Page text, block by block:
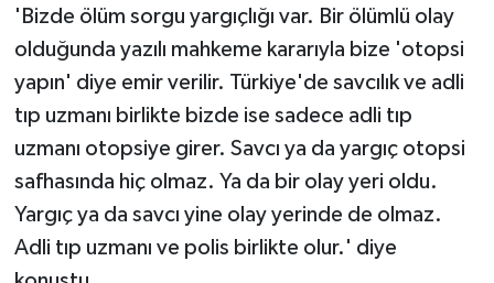
'Bizde ölüm sorgu yargıçlığı var. Bir ölümlü olay
olduğunda yazılı mahkeme kararıyla bize 'otopsi
yapın' diye emir verilir. Türkiye'de savcılık ve adli
tıp uzmanı birlikte bizde ise sadece adli tıp
uzmanı otopsiye girer. Savcı ya da yargıç otopsi
safhasında hiç olmaz. Ya da bir olay yeri oldu.
Yargıç ya da savcı yine olay yerinde de olmaz.
Adli tıp uzmanı ve polis birlikte olur.' diye
SPOR
TEKNOLOJİ
TİCARET
YAŞAM